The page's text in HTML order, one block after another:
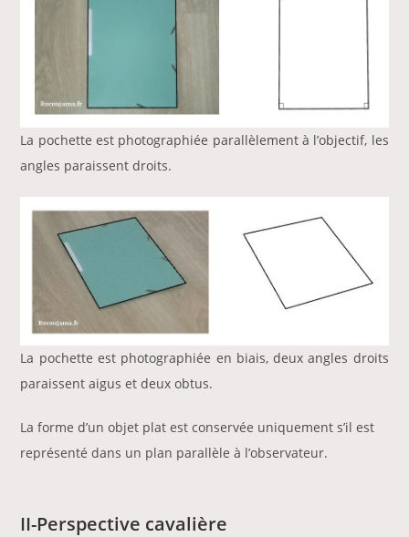
La pochette est photographiée parallèlement à l’objectif, les
angles paraissent droits.
La pochette est photographiée en biais, deux angles droits
paraissent aigus et deux obtus.
La forme d’un objet plat est conservée uniquement s’il est
représenté dans un plan parallèle à l’observateur.
II-Perspective cavalière